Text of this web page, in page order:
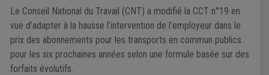
Le Conseil National du Travail (CNT) a modifié la CCT n°19 en
vue d’adapter à la hausse l’intervention de l’employeur dans le
prix des abonnements pour les transports en commun publics
pour les six prochaines années selon une formule basée sur des
forfaits évolutifs.